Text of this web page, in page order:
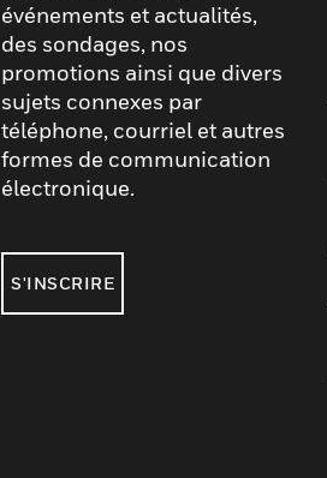
événements et actualités,
des sondages, nos
promotions ainsi que divers
sujets connexes par
téléphone, courriel et autres
formes de communication
électronique.
S'INSCRIRE